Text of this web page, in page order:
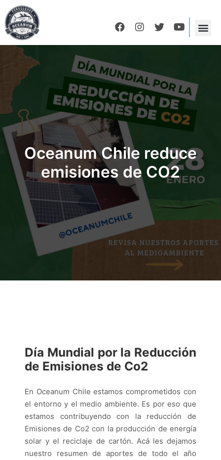
Oceanum Chile reduce
emisiones de CO2
Día Mundial por la Reducción
de Emisiones de Co2
En Oceanum Chile estamos comprometidos con
el entorno y el medio ambiente. Es por eso que
estamos contribuyendo con la reducción de
Emisiones de Co2 con la producción de energía
solar y el reciclaje de cartón. Acá les dejamos
nuestro resumen de aportes de todo el año